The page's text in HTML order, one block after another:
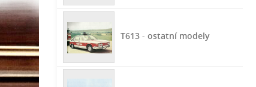
T613 - ostatní modely